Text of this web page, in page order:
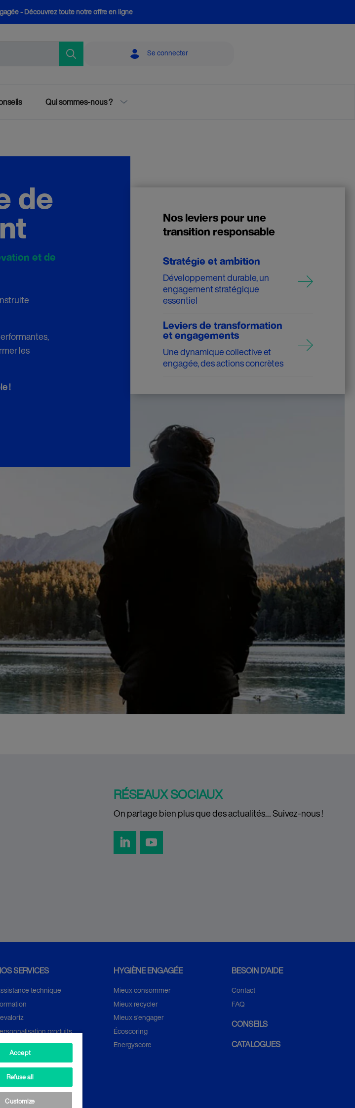
- Découvrez toute notre offre en ligne
Se connecter
Qui sommes-nous ?
de
et de
les
!
Nos leviers pour une
transition responsable
Stratégie et ambition
Développement durable, un
engagement stratégique
essentiel
Leviers de transformation
et engagements
Une dynamique collective et
engagée, des actions concrètes
RÉSEAUX SOCIAUX
On partage bien plus que des actualités… Suivez-nous !
SERVICES
technique
produits
hygiène+
Location financière
HYGIÈNE ENGAGÉE
Mieux consommer
Mieux recycler
Mieux s’engager
Écoscoring
Energyscore
BESOIN D’AIDE
Contact
FAQ
CONSEILS
CATALOGUES
Accept
Refuse all
Customize